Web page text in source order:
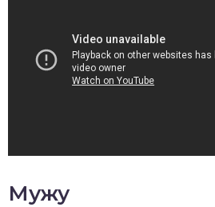
Мужу